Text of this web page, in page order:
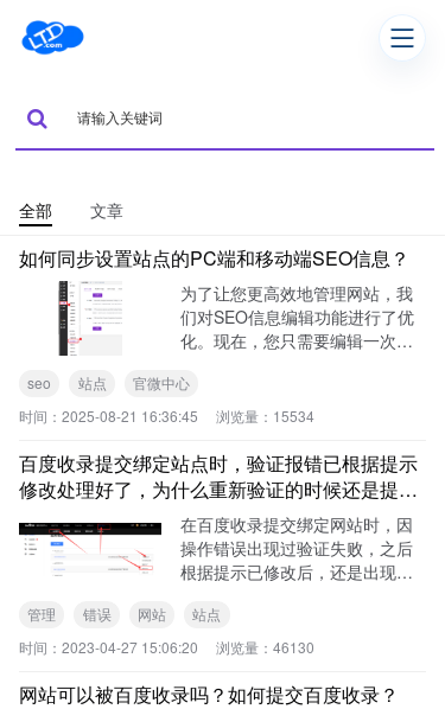
全部 文章
如何同步设置站点的PC端和移动端SEO信息？
为了让您更高效地管理网站，我
们对SEO信息编辑功能进行了优
化。现在，您只需要编辑一次页
词）信息，就可以同时设置PC端
和移动端。
seo 站点
官微中心
时间： 2025-08-21 16:36:45 浏览量： 15534
百度收录提交绑定站点时，验证报错已根据提示
修改处理好了，为什么重新验证的时候还是提示
验证失败？还要怎么处理呢？在百度收录提交绑定网站时，因
操作错误出现过验证失败，之后
根据提示已修改后，还是出现验
交验证还是同样的错误。需要怎
么操作才能完成验证？操作步
面，
管理 错误 网站
站点
时间： 2023-04-27 15:06:20 浏览量： 46130
网站可以被百度收录吗？如何提交百度收录？